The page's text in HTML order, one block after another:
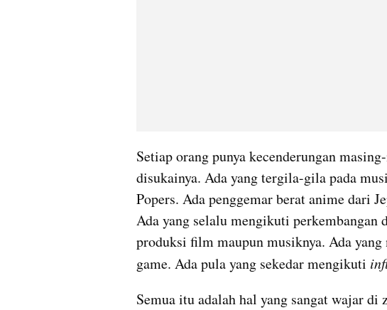
Setiap orang punya kecenderungan
disukainya. Ada yang tergila-gila pada
Popers. Ada penggemar berat anime dari
Ada yang selalu mengikuti perkembangan
produksi film maupun musiknya. Ada
game. Ada pula yang sekedar mengikuti
Semua itu adalah hal yang sangat wajar